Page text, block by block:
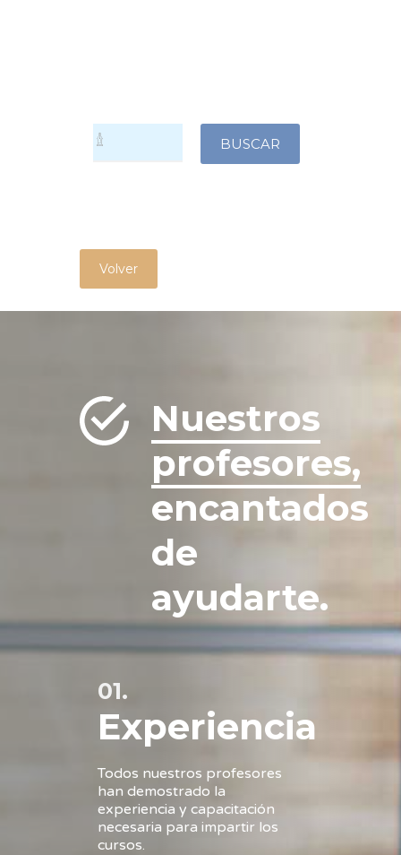
Volver
Nuestros
profesores,
encantados
de
ayudarte.
01.
Experiencia
Todos nuestros profesores
han demostrado la
experiencia y capacitación
necesaria para impartir los
cursos.